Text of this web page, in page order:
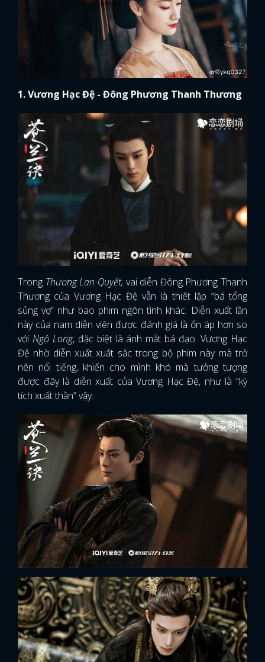
x
ĐĂNG NHẬP
1. Vương Hạc Đệ - Đông Phương Thanh Thương
Trong Thương Lan Quyết, vai diễn Đông Phương Thanh
Thương của Vương Hạc Đệ vẫn là thiết lập “bá tổng
sủng vợ” như bao phim ngôn tình khác. Diễn xuất lần
này của nam diễn viên được đánh giá là ổn áp hơn so
với Ngộ Long, đặc biệt là ánh mắt bá đạo. Vương Hạc
Đệ nhờ diễn xuất xuất sắc trong bộ phim này mà trở
nên nổi tiếng, khiến cho mình khó mà tưởng tượng
được đây là diễn xuất của Vương Hạc Đệ, như là “kỳ
tích xuất thần” vậy.